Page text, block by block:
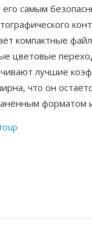
его самым
компактные
цветовые
лучшие
что он
форматом